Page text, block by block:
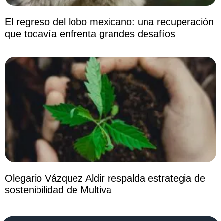
El regreso del lobo mexicano: una recuperación
que todavía enfrenta grandes desafíos
Olegario Vázquez Aldir respalda estrategia de
sostenibilidad de Multiva